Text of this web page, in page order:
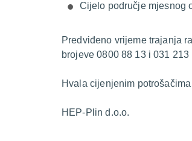
Cijelo područje mjesnog
Predviđeno vrijeme trajanja
brojeve 0800 88 13 i 031 213
Hvala cijenjenim
HEP-Plin d.o.o.